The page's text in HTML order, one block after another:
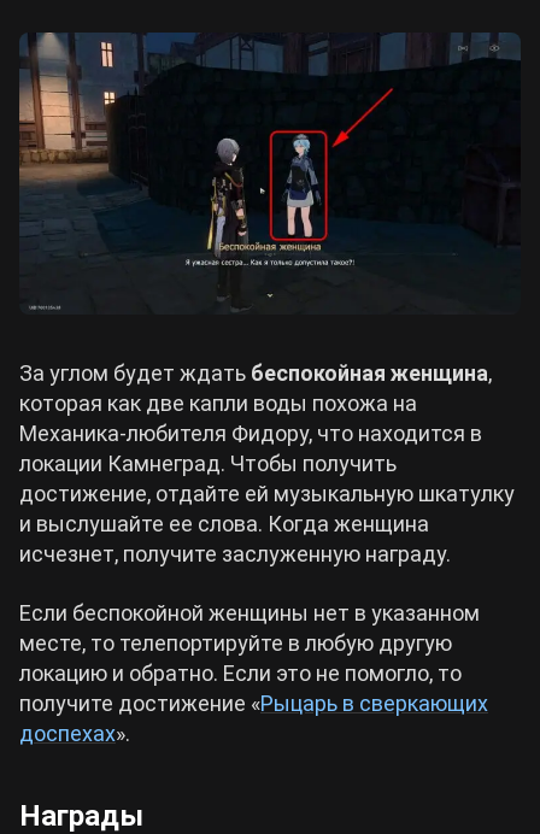
За углом будет ждать беспокойная женщина,
которая как две капли воды похожа на
Механика-любителя Фидору, что находится в
локации Камнеград. Чтобы получить
достижение, отдайте ей музыкальную шкатулку
и выслушайте ее слова. Когда женщина
исчезнет, получите заслуженную награду.
Если беспокойной женщины нет в указанном
месте, то телепортируйте в любую другую
локацию и обратно. Если это не помогло, то
получите достижение «Рыцарь в сверкающих
доспехах».
Награды